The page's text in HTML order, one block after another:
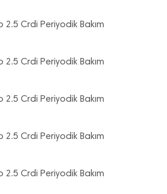
2.5 Crdi Periyodik Bakım
2.5 Crdi Periyodik Bakım
2.5 Crdi Periyodik Bakım
2.5 Crdi Periyodik Bakım
2.5 Crdi Periyodik Bakım